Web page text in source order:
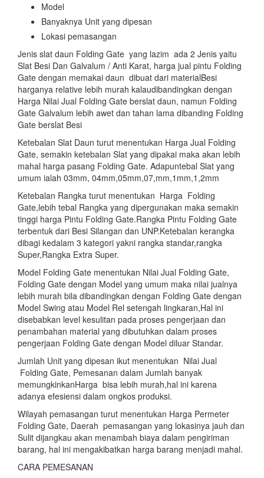
Model
Banyaknya Unit yang dipesan
Lokasi pemasangan
Jenis slat daun Folding Gate yang lazim ada 2 Jenis yaitu
Slat Besi Dan Galvalum / Anti Karat, harga jual pintu Folding
Gate dengan memakai daun dibuat dari materialBesi
harganya relative lebih murah kalaudibandingkan dengan
Harga Nilai Jual Folding Gate berslat daun, namun Folding
Gate Galvalum lebih awet dan tahan lama dibanding Folding
Gate berslat Besi
Ketebalan Slat Daun turut menentukan Harga Jual Folding
Gate, semakin ketebalan Slat yang dipakai maka akan lebih
mahal harga pasang Folding Gate. Adapuntebal Slat yang
umum ialah 03mm, 04mm,05mm,07,mm,1mm,1,2mm
Ketebalan Rangka turut menentukan Harga Folding
Gate,lebih tebal Rangka yang dipergunakan maka semakin
tinggi harga Pintu Folding Gate.Rangka Pintu Folding Gate
terbentuk dari Besi Silangan dan UNP.Ketebalan kerangka
dibagi kedalam 3 kategori yakni rangka standar,rangka
Super,Rangka Extra Super.
Model Folding Gate menentukan Nilai Jual Folding Gate,
Folding Gate dengan Model yang umum maka nilai jualnya
lebih murah bila dibandingkan dengan Folding Gate dengan
Model Swing atau Model Rel setengah lingkaran,Hal ini
disebabkan level kesulitan pada proses pengerjaan dan
penambahan material yang dibutuhkan dalam proses
pengerjaan Folding Gate dengan Model diluar Standar.
Jumlah Unit yang dipesan ikut menentukan Nilai Jual
Folding Gate, Pemesanan dalam Jumlah banyak
memungkinkanHarga bisa lebih murah,hal ini karena
adanya efesiensi dalam ongkos produksi.
Wilayah pemasangan turut menentukan Harga Permeter
Folding Gate, Daerah pemasangan yang lokasinya jauh dan
Sulit dijangkau akan menambah biaya dalam pengiriman
barang, hal ini mengakibatkan harga barang menjadi mahal.
CARA PEMESANAN